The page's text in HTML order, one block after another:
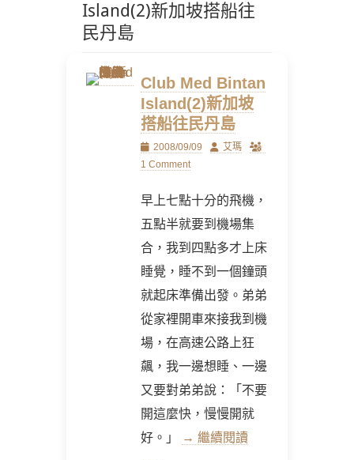
Island(2)新加坡搭船往
民丹島
Club Med Bintan
Island(2)新加坡
搭船往民丹島
Posted
on
2008/09/09 Author
艾瑪
1 Comment
早上七點十分的飛機，
五點半就要到機場集
合，我到四點多才上床
睡覺，睡不到一個鐘頭
就起床準備出發。弟弟
從家裡開車來接我到機
場，在高速公路上狂
飆，我一邊想睡、一邊
又要對弟弟說：「不要
開這麼快，慢慢開就
好。」
→ 繼續閱讀